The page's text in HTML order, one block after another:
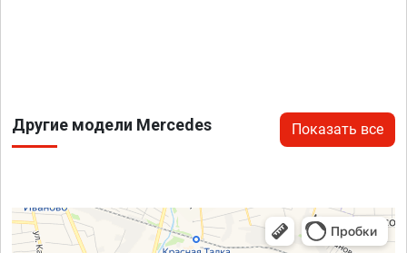
Другие модели Mercedes Показать все